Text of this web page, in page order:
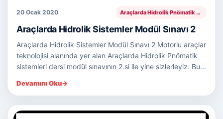
20 Ocak 2020 Araçlarda Hidrolik Pnömatik Sistemler
Araçlarda Hidrolik Sistemler Modül Sınavı 2
Araçlarda Hidrolik Sistemler Modül Sınavı 2 Motorlu araçlar
teknolojisi alanında yer alan Araçlarda Hidrolik Pnömatik
sistemleri dersi modül sınavının 2.si ile yine sizlerleyiz. Bu...
Devamını Oku→